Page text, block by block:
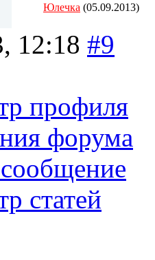
Юлечка (05.09.2013)
12:18 #9
профиля
форума
статей